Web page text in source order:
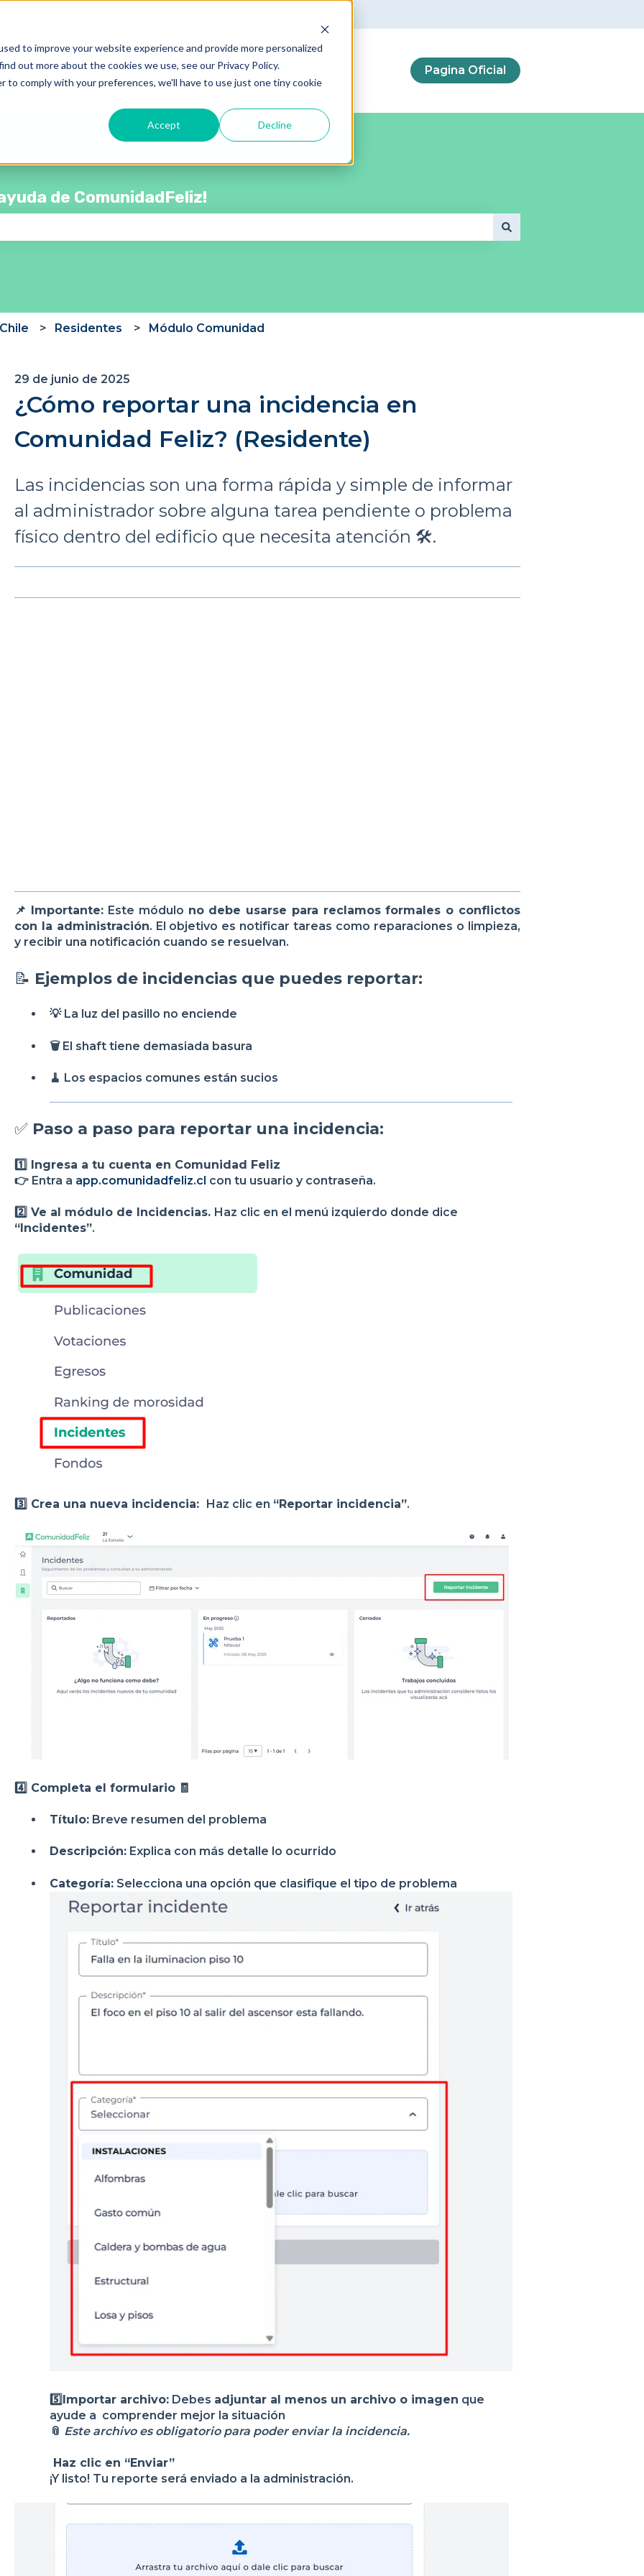
to improve your website experience and provide more personalized
out more about the cookies we use, see our Privacy Policy.
comply with your preferences, we'll have to use just one tiny cookie
Accept Decline
Pagina Oficial
de ComunidadFeliz!
Residentes Módulo Comunidad
29 de junio de 2025
¿Cómo reportar una incidencia en
Comunidad Feliz? (Residente)
Las incidencias son una forma rápida y simple de informar
al administrador sobre alguna tarea pendiente o problema
físico dentro del edificio que necesita atención 🛠️.
📌 Importante: Este módulo no debe usarse para reclamos formales o conflictos
con la administración. El objetivo es notificar tareas como reparaciones o limpieza,
y recibir una notificación cuando se resuelvan.
📝 Ejemplos de incidencias que puedes reportar:
💡 La luz del pasillo no enciende
🗑️ El shaft tiene demasiada basura
🧹 Los espacios comunes están sucios
✅ Paso a paso para reportar una incidencia:
1️⃣ Ingresa a tu cuenta en Comunidad Feliz
👉 Entra a app.comunidadfeliz.cl con tu usuario y contraseña.
2️⃣ Ve al módulo de Incidencias. Haz clic en el menú izquierdo donde dice
“Incidentes”.
3️⃣ Crea una nueva incidencia: Haz clic en “Reportar incidencia”.
4️⃣ Completa el formulario🧾
Título:Breve resumen del problema
Descripción:Explica con más detalle lo ocurrido
Categoría:Selecciona una opción que clasifique el tipo de problema
5️⃣Importar archivo:Debes adjuntar al menos un archivo o imagen que
ayude a comprender mejor la situación
📎 Este archivo es obligatorio para poder enviar la incidencia.
Haz clic en “Enviar”
¡Y listo! Tu reporte será enviado a la administración.